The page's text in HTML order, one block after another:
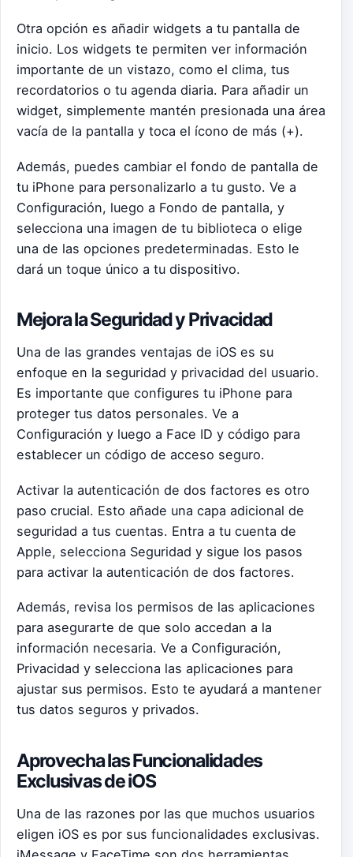
Otra opción es añadir widgets a tu pantalla de
inicio. Los widgets te permiten ver información
importante de un vistazo, como el clima, tus
recordatorios o tu agenda diaria. Para añadir un
widget, simplemente mantén presionada una área
vacía de la pantalla y toca el ícono de más (+).
Además, puedes cambiar el fondo de pantalla de
tu iPhone para personalizarlo a tu gusto. Ve a
Configuración, luego a Fondo de pantalla, y
selecciona una imagen de tu biblioteca o elige
una de las opciones predeterminadas. Esto le
dará un toque único a tu dispositivo.
Mejora la Seguridad y Privacidad
Una de las grandes ventajas de iOS es su
enfoque en la seguridad y privacidad del usuario.
Es importante que configures tu iPhone para
proteger tus datos personales. Ve a
Configuración y luego a Face ID y código para
establecer un código de acceso seguro.
Activar la autenticación de dos factores es otro
paso crucial. Esto añade una capa adicional de
seguridad a tus cuentas. Entra a tu cuenta de
Apple, selecciona Seguridad y sigue los pasos
para activar la autenticación de dos factores.
Además, revisa los permisos de las aplicaciones
para asegurarte de que solo accedan a la
información necesaria. Ve a Configuración,
Privacidad y selecciona las aplicaciones para
ajustar sus permisos. Esto te ayudará a mantener
tus datos seguros y privados.
Aprovecha las Funcionalidades
Exclusivas de iOS
Una de las razones por las que muchos usuarios
eligen iOS es por sus funcionalidades exclusivas.